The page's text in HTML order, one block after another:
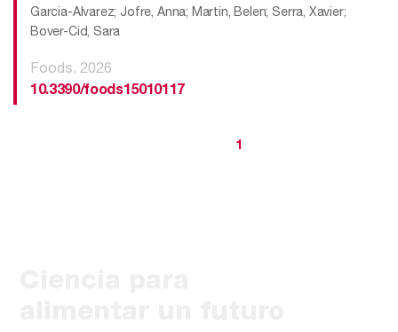
Garcia-Alvarez; Jofre, Anna; Martin, Belen; Serra, Xavier;
Bover-Cid, Sara
Foods. 2026
10.3390/foods15010117
1